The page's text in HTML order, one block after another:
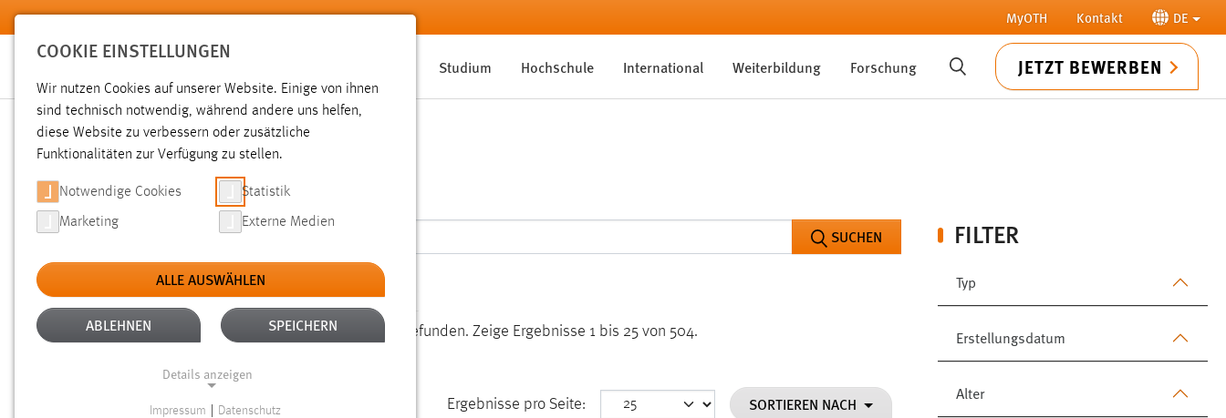
Zum Hauptinhalt springen MyOTH Kontakt DE
Studium Hochschule International Weiterbildung Forschung SUCHE JETZT BEWERBEN
SUCHE
FILTER
Typ
Erstellungsdatum
Alter
SUCHEN
Aktive Filter: TYP: DATEIEN ALLE FILTER ENTFERNEN
Gesucht nach "bachelorarbeit". Es wurden 504 Ergebnisse gefunden. Zeige Ergebnisse 1 bis 25 von 504.
Ergebnisse pro Seite: SORTIEREN NACH
COOKIE EINSTELLUNGEN
Wir nutzen Cookies auf unserer Website. Einige von ihnen
sind technisch notwendig, während andere uns helfen,
diese Website zu verbessern oder zusätzliche
Funktionalitäten zur Verfügung zu stellen.
Notwendige Cookies Statistik
Marketing Externe Medien
ALLE AUSWÄHLEN
ABLEHNEN SPEICHERN
Details anzeigen
Impressum Datenschutz